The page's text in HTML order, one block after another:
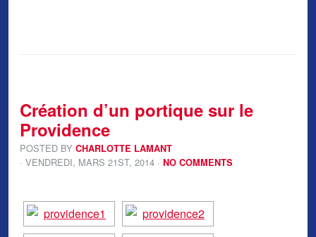
Création d’un portique sur le
Providence
POSTED BY CHARLOTTE LAMANT
· VENDREDI, MARS 21ST, 2014 · NO COMMENTS